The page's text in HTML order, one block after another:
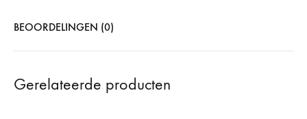
BEOORDELINGEN (0)
Gerelateerde producten